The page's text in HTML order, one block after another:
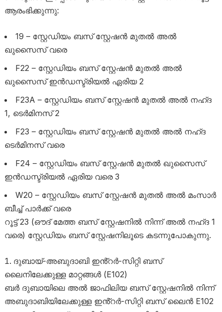
ആരംഭിക്കുന്നു:
19 – സ്റ്റേഡിയം ബസ് സ്റ്റേഷൻ മുതൽ അൽ
ഖുസൈസ് വരെ
F22 – സ്റ്റേഡിയം ബസ് സ്റ്റേഷൻ മുതൽ അൽ
ഖുസൈസ് ഇൻഡസ്ട്രിയൽ ഏരിയ 2
F23A – സ്റ്റേഡിയം ബസ് സ്റ്റേഷൻ മുതൽ അൽ നഹ്ദ
1, ടെർമിനസ് 2
F23 – സ്റ്റേഡിയം ബസ് സ്റ്റേഷൻ മുതൽ അൽ നഹ്ദ
ടെർമിനസ് വരെ
F24 – സ്റ്റേഡിയം ബസ് സ്റ്റേഷൻ മുതൽ ഖുസൈസ്
ഇൻഡസ്ട്രിയൽ ഏരിയ വരെ 3
W20 – സ്റ്റേഡിയം ബസ് സ്റ്റേഷൻ മുതൽ അൽ മംസാർ
ബീച്ച് പാർക്ക് വരെ
റൂട്ട് 23 (ഔദ് മേത്ത ബസ് സ്റ്റേഷനിൽ നിന്ന് അൽ നഹ്ദ 1
വരെ) സ്റ്റേഡിയം ബസ് സ്റ്റേഷനിലൂടെ കടന്നുപോകുന്നു.
ദുബായ്-അബുദാബി ഇൻ്റർ-സിറ്റി ബസ്
ലൈനിലേക്കുള്ള മാറ്റങ്ങൾ (E102)
ബർ ദുബായിലെ അൽ ജാഫിലിയ ബസ് സ്റ്റേഷനിൽ നിന്ന്
അബുദാബിയിലേക്കുള്ള ഇൻ്റർ-സിറ്റി ബസ് ലൈൻ E102